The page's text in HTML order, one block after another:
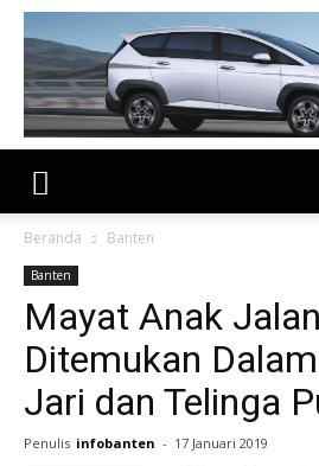
Beranda Banten
Banten
Mayat Anak
Ditemukan
Jari dan Telinga
Penulis infobanten - 17 Januari 2019